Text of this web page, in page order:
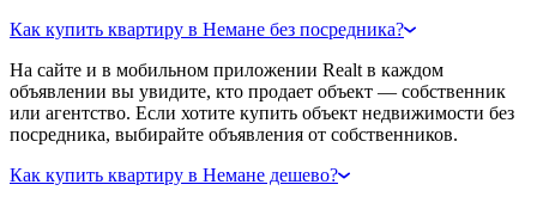
Как купить квартиру в Немане без посредника?
На сайте и в мобильном приложении Realt в каждом
объявлении вы увидите, кто продает объект — собственник
или агентство. Если хотите купить объект недвижимости без
посредника, выбирайте объявления от собственников.
Как купить квартиру в Немане дешево?